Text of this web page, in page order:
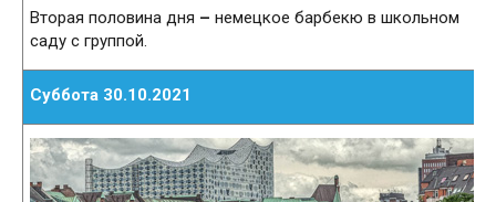
Вторая половина дня – немецкое барбекю в школьном
саду с группой.
Суббота 30.10.2021